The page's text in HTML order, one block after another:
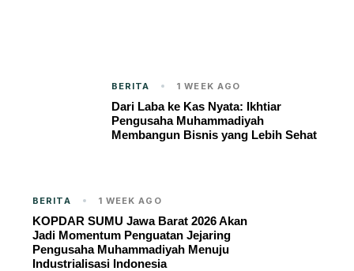
BERITA 1 WEEK AGO
Dari Laba ke Kas Nyata: Ikhtiar
Pengusaha Muhammadiyah
Membangun Bisnis yang Lebih Sehat
BERITA 1 WEEK AGO
KOPDAR SUMU Jawa Barat 2026 Akan
Jadi Momentum Penguatan Jejaring
Pengusaha Muhammadiyah Menuju
Industrialisasi Indonesia